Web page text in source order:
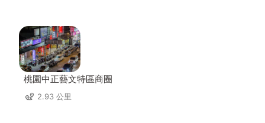
桃園中正藝文特區商圈
2.93 公里